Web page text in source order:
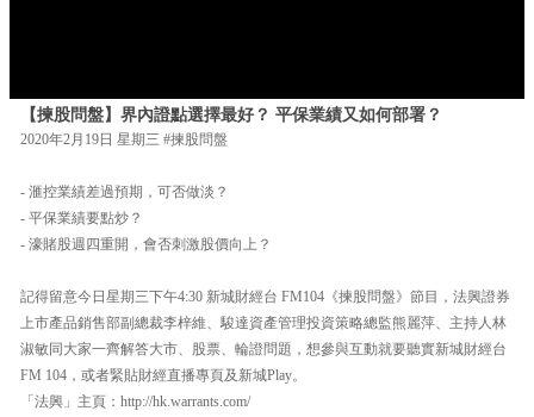
【揀股問盤】界內證點選擇最好？ 平保業績又如何部署？
2020年2月19日 星期三 #揀股問盤
- 滙控業績差過預期，可否做淡？
- 平保業績要點炒？
- 濠賭股週四重開，會否刺激股價向上？
記得留意今日星期三下午4:30 新城財經台 FM104《揀股問盤》節目，法興證券
上市產品銷售部副總裁李梓維、駿達資產管理投資策略總監熊麗萍、主持人林
淑敏同大家一齊解答大市、股票、輪證問題，想參與互動就要聽實新城財經台
FM 104，或者緊貼財經直播專頁及新城Play。
「法興」主頁：http://hk.warrants.com/